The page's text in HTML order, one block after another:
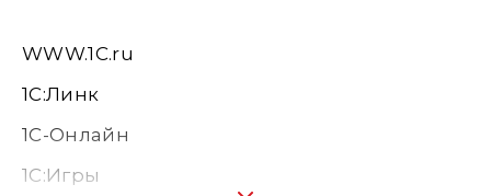
WWW.1С.ru
1С:Линк
1С-Онлайн
1C:Игры